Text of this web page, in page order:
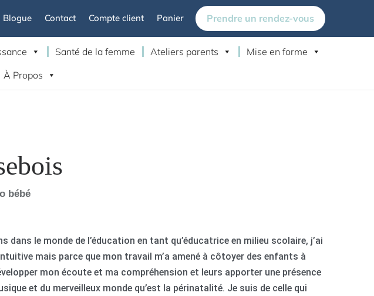
Blogue Contact Compte client Panier Prendre un rendez-vous
Santé de la femme Ateliers parents
Mise en forme
À Propos
bébé
dans le monde de l’éducation en tant qu’éducatrice en milieu scolaire, j’ai
mais parce que mon travail m’a amené à côtoyer des enfants à
mon écoute et ma compréhension et leurs apporter une présence
et du merveilleux monde qu’est la périnatalité. Je suis de celle qui